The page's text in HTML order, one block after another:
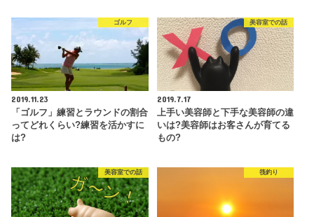
ゴルフ
2019.11.23
「ゴルフ」練習とラウンドの割合
ってどれくらい?練習を活かすに
は?
美容室での話
2019.7.17
上手い美容師と下手な美容師の違
いは?美容師はお客さんが育てる
もの?
美容室での話 筏釣り